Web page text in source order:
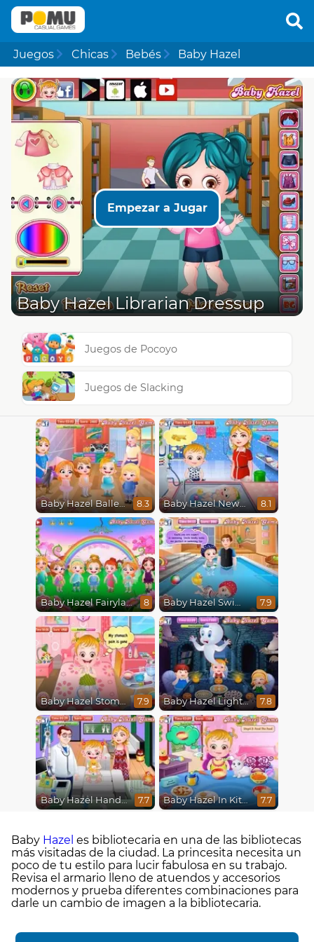
Juegos Chicas Bebés Baby Hazel
Empezar a Jugar
Baby Hazel Librarian Dressup
Juegos de Pocoyo
Juegos de Slacking
Baby Hazel Ballerina Dance 8.3 Baby Hazel Newborn Vaccination 8.1
Baby Hazel Fairyland Ballet 8 Baby Hazel Swimming 7.9
Baby Hazel Stomach Care 7.9 Baby Hazel Lighthouse Adventure 7.8
Baby Hazel Hand Fracture 7.7 Baby Hazel In Kitchen 7.7
Baby Hazel es bibliotecaria en una de las bibliotecas
más visitadas de la ciudad. La princesita necesita un
poco de tu estilo para lucir fabulosa en su trabajo.
Revisa el armario lleno de atuendos y accesorios
modernos y prueba diferentes combinaciones para
darle un cambio de imagen a la bibliotecaria.